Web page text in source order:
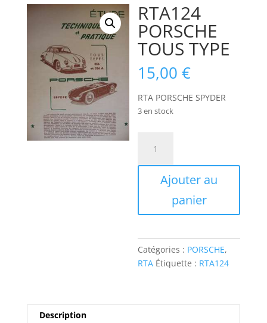
RTA124
PORSCHE
TOUS TYPE
15,00€
RTA PORSCHE SPYDER
3 en stock
RTA124
PORSCHEAjouter au
panier
Catégories : PORSCHE,
RTA Étiquette : RTA124
Description